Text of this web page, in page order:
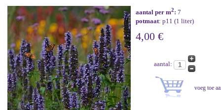
aantal per m2: 7
potmaat: p11 (1 liter)
4,00 €
aantal: